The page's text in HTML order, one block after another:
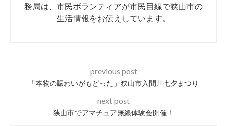
務局は、市民ボランティアが市民目線で狭山市の
生活情報をお伝えしています。
previous post
「本物の賑わいがもどった」狭山市入間川七夕まつり
next post
狭山市でアマチュア無線体験会開催！